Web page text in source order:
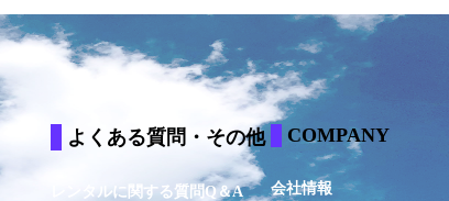
よくある質問・その他
レンタルに関する質問Q＆A
COMPANY
会社情報